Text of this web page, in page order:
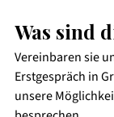
Was sind
Vereinbaren sie
Erstgespräch in
unsere